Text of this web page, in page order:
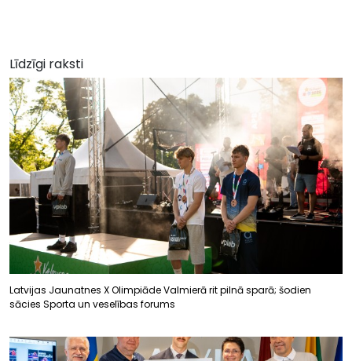
Līdzīgi raksti
Latvijas Jaunatnes X Olimpiāde Valmierā rit pilnā sparā; šodien
sācies Sporta un veselības forums